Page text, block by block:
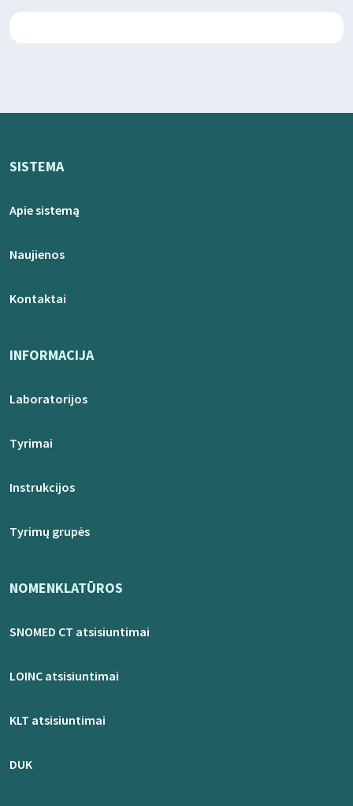
SISTEMA
Apie sistemą
Naujienos
Kontaktai
INFORMACIJA
Laboratorijos
Tyrimai
Instrukcijos
Tyrimų grupės
NOMENKLATŪROS
SNOMED CT atsisiuntimai
LOINC atsisiuntimai
KLT atsisiuntimai
DUK